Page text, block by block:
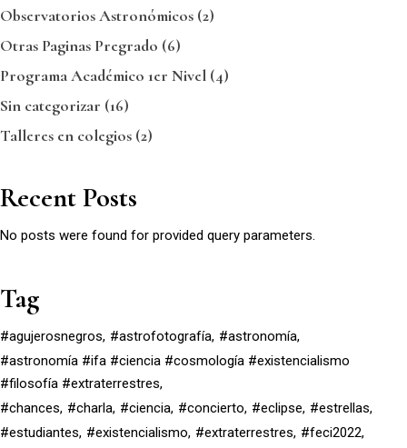
Observatorios Astronómicos (2)
Otras Paginas Pregrado (6)
Programa Académico 1er Nivel (4)
Sin categorizar (16)
Talleres en colegios (2)
Recent Posts
No posts were found for provided query parameters.
Tag
#agujerosnegros #astrofotografía #astronomía
#astronomía #ifa #ciencia #cosmología #existencialismo
#filosofía #extraterrestres
#chances #charla #ciencia #concierto #eclipse #estrellas
#estudiantes #existencialismo #extraterrestres #feci2022